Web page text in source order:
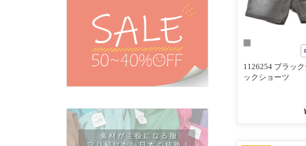
1126254 ブラッ
ックショーツ